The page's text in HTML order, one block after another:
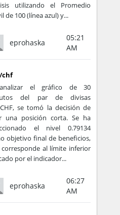
utilizando el Promedio
de 100 (línea azul) y...
eprohaska
05:21
AM
chf
el gráfico de 30
del par de divisas
se tomó la decisión de
una posición corta. Se ha
el nivel 0.79134
objetivo final de beneficios,
al límite inferior
por el indicador...
eprohaska
06:27
AM